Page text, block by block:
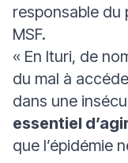
responsable du
MSF.
« En Ituri, de
du mal à
dans une
essentiel
que l’épidémie